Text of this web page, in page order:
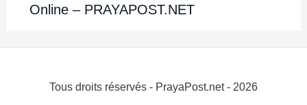
Online – PRAYAPOST.NET
Tous droits réservés - PrayaPost.net - 2026